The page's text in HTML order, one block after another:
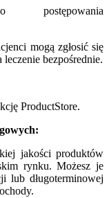
postępowania
mogą zgłosić się
bezpośrednie.
ProductStore.
jakości produktów
rynku. Możesz je
lub długoterminowej